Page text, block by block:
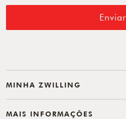
Enviar
MINHA ZWILLING
MAIS INFORMAÇÕES